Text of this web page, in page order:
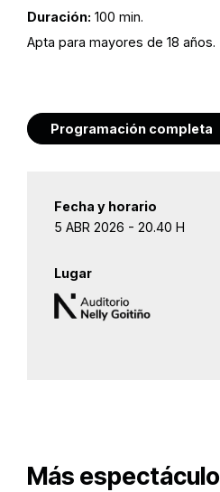
Duración: 100 min.
Apta para mayores de 18 años.
Programación completa
Fecha y horario
5 ABR 2026 - 20.40 H
Lugar
Más